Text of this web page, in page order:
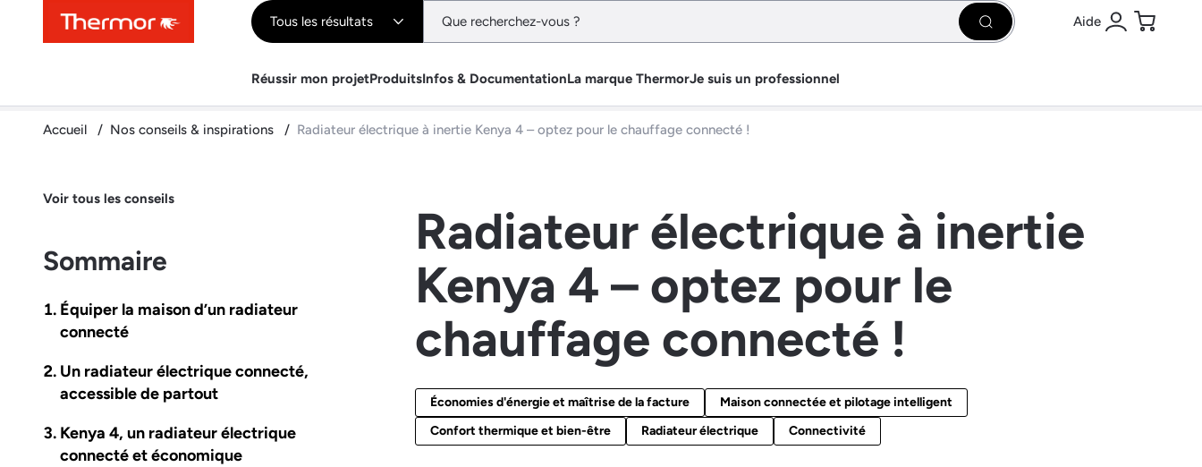
ContenuMenuRecherche Tous les résultats Rechercher Aide
Se connecter
Panier
Réussir mon projetProduitsInfos & DocumentationLa marque ThermorJe suis un professionnel
Accueil Nos conseils & inspirations Radiateur électrique à inertie Kenya 4 – optez pour le chauffage connecté !
Voir tous les conseils
Sommaire
Équiper la maison d’un radiateur
connecté
Un radiateur électrique connecté,
accessible de partout
Kenya 4, un radiateur électrique
connecté et économique
Radiateur électrique à inertie
Kenya 4 – optez pour le
chauffage connecté !
Économies d'énergie et maîtrise de la facture
Maison connectée et pilotage intelligent
Confort thermique et bien-être
Radiateur électrique Connectivité